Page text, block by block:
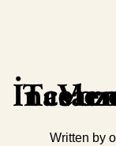
Vozol Gear
Written by